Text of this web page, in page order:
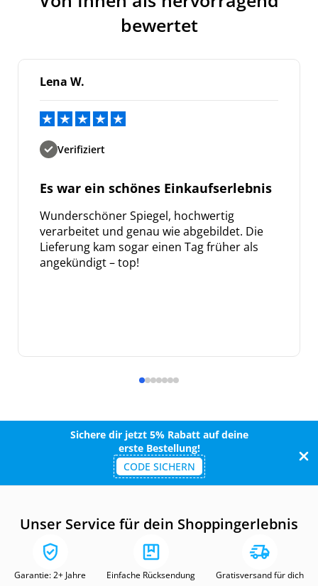
bewertet
Lena W.
Verifiziert
Es war ein schönes Einkaufserlebnis
Wunderschöner Spiegel, hochwertig
verarbeitet und genau wie abgebildet. Die
Lieferung kam sogar einen Tag früher als
angekündigt – top!
Sichere dir jetzt 5% Rabatt auf deine
erste Bestellung!
CODE SICHERN
Unser Service für dein Shoppingerlebnis
Garantie: 2+ Jahre Einfache Rücksendung Gratisversand für dich